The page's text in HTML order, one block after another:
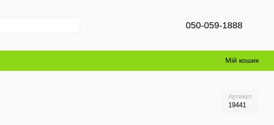
050-059-1888
Мій кошик
Артикул
19441